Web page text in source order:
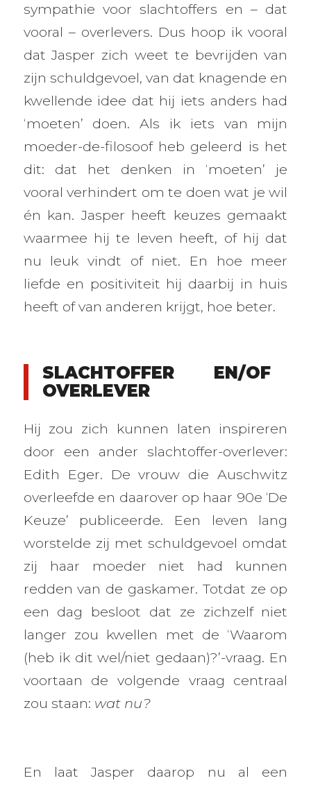
sympathie voor slachtoffers en – dat
vooral – overlevers. Dus hoop ik vooral
dat Jasper zich weet te bevrijden van
zijn schuldgevoel, van dat knagende en
kwellende idee dat hij iets anders had
‘moeten’ doen. Als ik iets van mijn
moeder-de-filosoof heb geleerd is het
dit: dat het denken in ‘moeten’ je
vooral verhindert om te doen wat je wil
én kan. Jasper heeft keuzes gemaakt
waarmee hij te leven heeft, of hij dat
nu leuk vindt of niet. En hoe meer
liefde en positiviteit hij daarbij in huis
heeft of van anderen krijgt, hoe beter.
SLACHTOFFER EN/OF
OVERLEVER
Hij zou zich kunnen laten inspireren
door een ander slachtoffer-overlever:
Edith Eger. De vrouw die Auschwitz
overleefde en daarover op haar 90e ‘De
Keuze’ publiceerde. Een leven lang
worstelde zij met schuldgevoel omdat
zij haar moeder niet had kunnen
redden van de gaskamer. Totdat ze op
een dag besloot dat ze zichzelf niet
langer zou kwellen met de ‘Waarom
(heb ik dit wel/niet gedaan)?’-vraag. En
voortaan de volgende vraag centraal
zou staan: wat nu?
En laat Jasper daarop nu al een